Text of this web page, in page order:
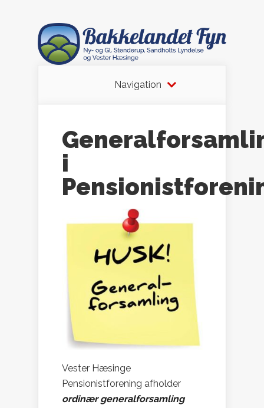
Navigation
i
Vester Hæsinge
Pensionistforening afholder
ordinær generalforsamling